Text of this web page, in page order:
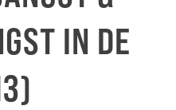
IN DE